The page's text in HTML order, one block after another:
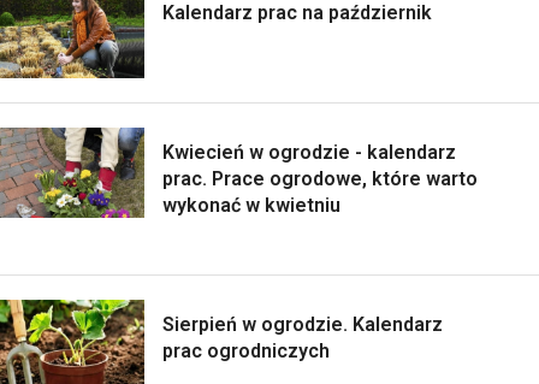
Kalendarz prac na październik
Kwiecień w ogrodzie - kalendarz
prac. Prace ogrodowe, które warto
wykonać w kwietniu
Sierpień w ogrodzie. Kalendarz
prac ogrodniczych